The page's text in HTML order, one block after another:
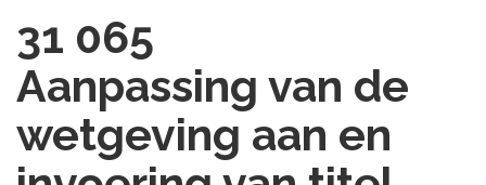
31 065
Aanpassing van de
wetgeving aan en